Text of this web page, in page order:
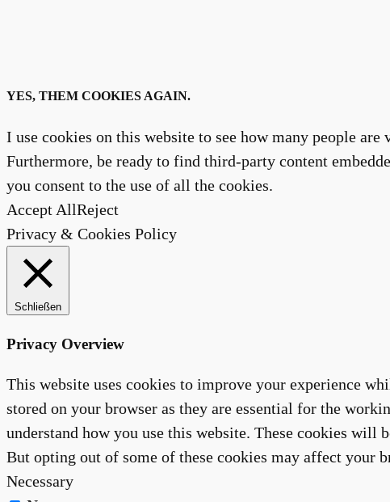
YES, THEM COOKIES AGAIN.
I use cookies on this website to see how many people
Furthermore, be ready to find third-party content
you consent to the use of all the cookies.
Accept AllReject
Privacy & Cookies Policy
Schließen
Privacy Overview
This website uses cookies to improve your experience
stored on your browser as they are essential for the
understand how you use this website. These cookies will
But opting out of some of these cookies may affect your
Necessary